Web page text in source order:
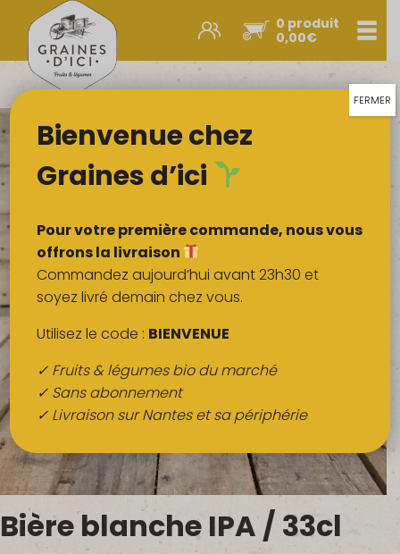
0 produit
0,00€
Promos et nouveautés
Légumes & œufs
Fruits
Viandes
Boulangerie
Crémerie
Poissons
Épicerie sucrée
Épices
Boissons
QUI SOMMES-NOUS ?
FRUITS BIO AU BUREAU
Bière blanche IPA / 33cl
Bienvenue chez
Graines d’ici
Pour votre première commande, nous vous
offrons la livraison
Commandez aujourd’hui avant 23h30 et
soyez livré demain chez vous.
Utilisez le code : BIENVENUE
✓ Fruits & légumes bio du marché
✓ Sans abonnement
✓ Livraison sur Nantes et sa périphérie
FERMER